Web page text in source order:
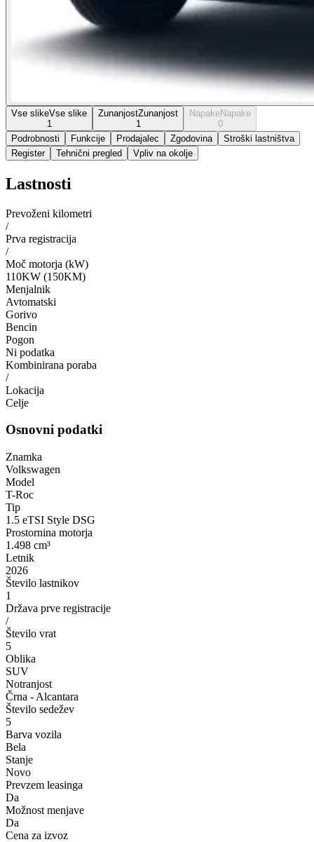
Vse slikeVse slike
1
ZunanjostZunanjost
1
NapakeNapake
0
Podrobnosti
Funkcije Prodajalec Zgodovina
Stroški lastništva
Register
Tehnični pregled Vpliv na okolje
Lastnosti
Prevoženi kilometri
/
Prva registracija
/
Moč motorja (kW)
110KW (150KM)
Menjalnik
Avtomatski
Gorivo
Bencin
Pogon
Ni podatka
Kombinirana poraba
/
Lokacija
Celje
Osnovni podatki
Znamka
Volkswagen
Model
T-Roc
Tip
1.5 eTSI Style DSG
Prostornina motorja
1.498 cm³
Letnik
2026
Število lastnikov
1
Država prve registracije
/
Število vrat
5
Oblika
SUV
Notranjost
Črna - Alcantara
Število sedežev
5
Barva vozila
Bela
Stanje
Novo
Prevzem leasinga
Da
Možnost menjave
Da
Cena za izvoz